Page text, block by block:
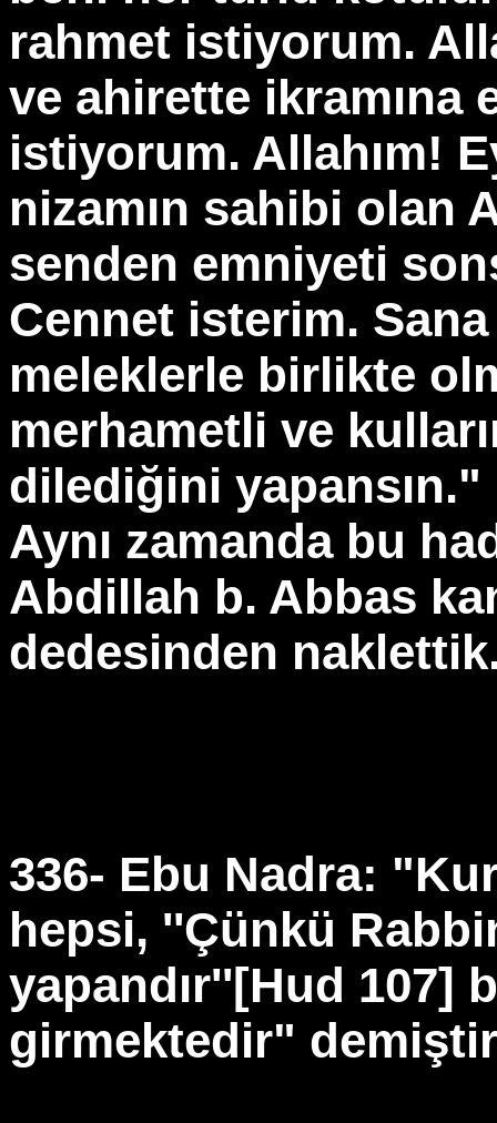
rahmet istiyorum.
ve ahirette ikramına
istiyorum. Allahım!
nizamın sahibi olan
senden emniyeti
Cennet isterim.
meleklerle birlikte
merhametli ve
dilediğini yapansın."
Aynı zamanda bu
Abdillah b. Abbas
dedesinden
336- Ebu Nadra:
hepsi, ''Çünkü
yapandır''[Hud 107]
girmektedir"